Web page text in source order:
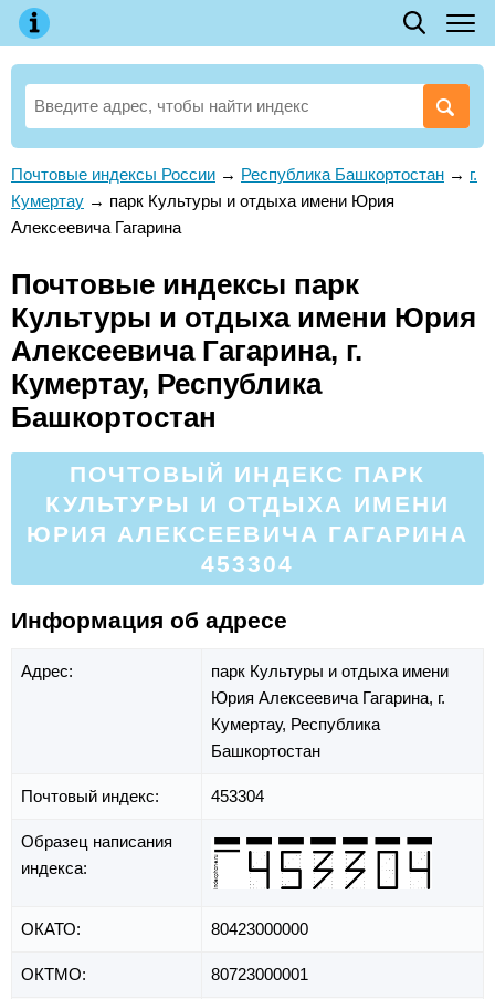
Почтовые индексы России → Республика Башкортостан → г.
Кумертау → парк Культуры и отдыха имени Юрия
Алексеевича Гагарина
Почтовые индексы парк
Культуры и отдыха имени Юрия
Алексеевича Гагарина, г.
Кумертау, Республика
Башкортостан
ПОЧТОВЫЙ ИНДЕКС ПАРК
КУЛЬТУРЫ И ОТДЫХА ИМЕНИ
ЮРИЯ АЛЕКСЕЕВИЧА ГАГАРИНА
453304
Информация об адресе
Адрес:
парк Культуры и отдыха имени
Юрия Алексеевича Гагарина, г.
Кумертау, Республика
Башкортостан
Почтовый индекс: 453304
Образец написания
индекса:
ОКАТО: 80423000000
ОКТМО: 80723000001